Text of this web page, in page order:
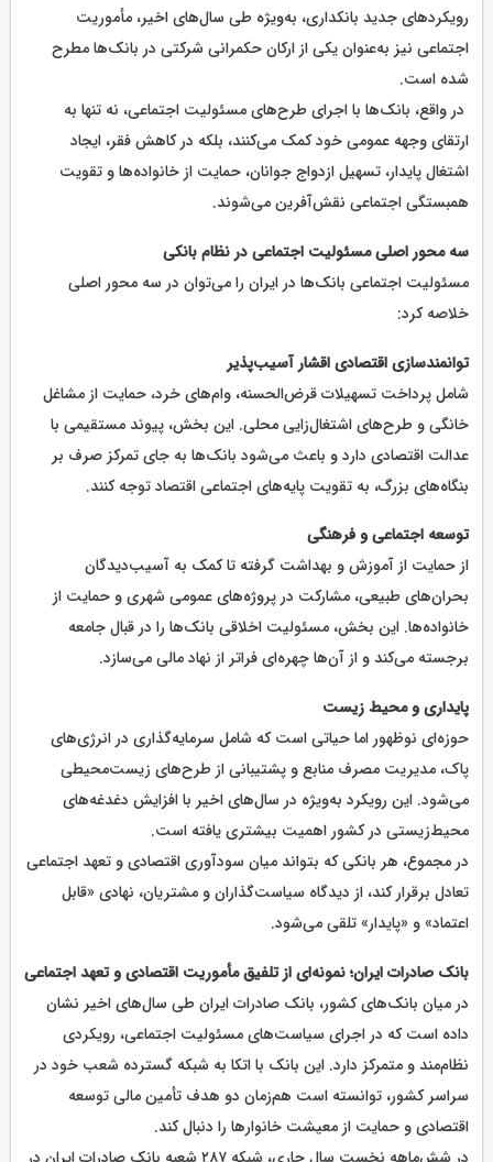
رویکردهای جدید بانکداری، به‌ویژه طی سال‌های اخیر، مأموریت
اجتماعی نیز به‌عنوان یکی از ارکان حکمرانی شرکتی در بانک‌ها مطرح
شده است.
در واقع، بانک‌ها با اجرای طرح‌های مسئولیت اجتماعی، نه تنها به
ارتقای وجهه عمومی خود کمک می‌کنند، بلکه در کاهش فقر، ایجاد
اشتغال پایدار، تسهیل ازدواج جوانان، حمایت از خانواده‌ها و تقویت
همبستگی اجتماعی نقش‌آفرین می‌شوند.
سه محور اصلی مسئولیت اجتماعی در نظام بانکی
مسئولیت اجتماعی بانک‌ها در ایران را می‌توان در سه محور اصلی
خلاصه کرد:
توانمندسازی اقتصادی اقشار آسیب‌پذیر
شامل پرداخت تسهیلات قرض‌الحسنه، وام‌های خرد، حمایت از مشاغل
خانگی و طرح‌های اشتغال‌زایی محلی. این بخش، پیوند مستقیمی با
عدالت اقتصادی دارد و باعث می‌شود بانک‌ها به جای تمرکز صرف بر
بنگاه‌های بزرگ، به تقویت پایه‌های اجتماعی اقتصاد توجه کنند.
توسعه اجتماعی و فرهنگی
از حمایت از آموزش و بهداشت گرفته تا کمک به آسیب‌دیدگان
بحران‌های طبیعی، مشارکت در پروژه‌های عمومی شهری و حمایت از
خانواده‌ها. این بخش، مسئولیت اخلاقی بانک‌ها را در قبال جامعه
برجسته می‌کند و از آن‌ها چهره‌ای فراتر از نهاد مالی می‌سازد.
پایداری و محیط زیست
حوزه‌ای نوظهور اما حیاتی است که شامل سرمایه‌گذاری در انرژی‌های
پاک، مدیریت مصرف منابع و پشتیبانی از طرح‌های زیست‌محیطی
می‌شود. این رویکرد به‌ویژه در سال‌های اخیر با افزایش دغدغه‌های
محیط‌زیستی در کشور اهمیت بیشتری یافته است.
در مجموع، هر بانکی که بتواند میان سودآوری اقتصادی و تعهد اجتماعی
تعادل برقرار کند، از دیدگاه سیاست‌گذاران و مشتریان، نهادی «قابل
اعتماد» و «پایدار» تلقی می‌شود.
بانک صادرات ایران؛ نمونه‌ای از تلفیق مأموریت اقتصادی و تعهد اجتماعی
در میان بانک‌های کشور، بانک صادرات ایران طی سال‌های اخیر نشان
داده است که در اجرای سیاست‌های مسئولیت اجتماعی، رویکردی
نظام‌مند و متمرکز دارد. این بانک با اتکا به شبکه گسترده شعب خود در
سراسر کشور، توانسته است هم‌زمان دو هدف تأمین مالی توسعه
اقتصادی و حمایت از معیشت خانوارها را دنبال کند.